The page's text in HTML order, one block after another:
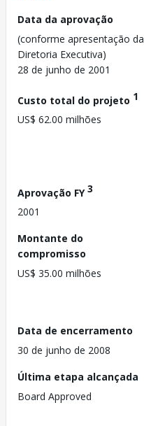
Data da aprovação
(conforme apresentação da
Diretoria Executiva)
28 de junho de 2001
Custo total do projeto 1
US$ 62.00 milhões
Aprovação FY3
2001
Montante do
compromisso
US$ 35.00 milhões
Data de encerramento
30 de junho de 2008
Última etapa alcançada
Board Approved